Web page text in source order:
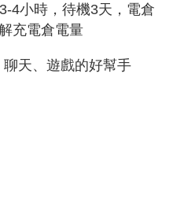
4小時，待機3天，電倉
充電倉電量
天、遊戲的好幫手